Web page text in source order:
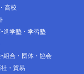
高校
進学塾・学習塾
組合・団体・協会
・貿易